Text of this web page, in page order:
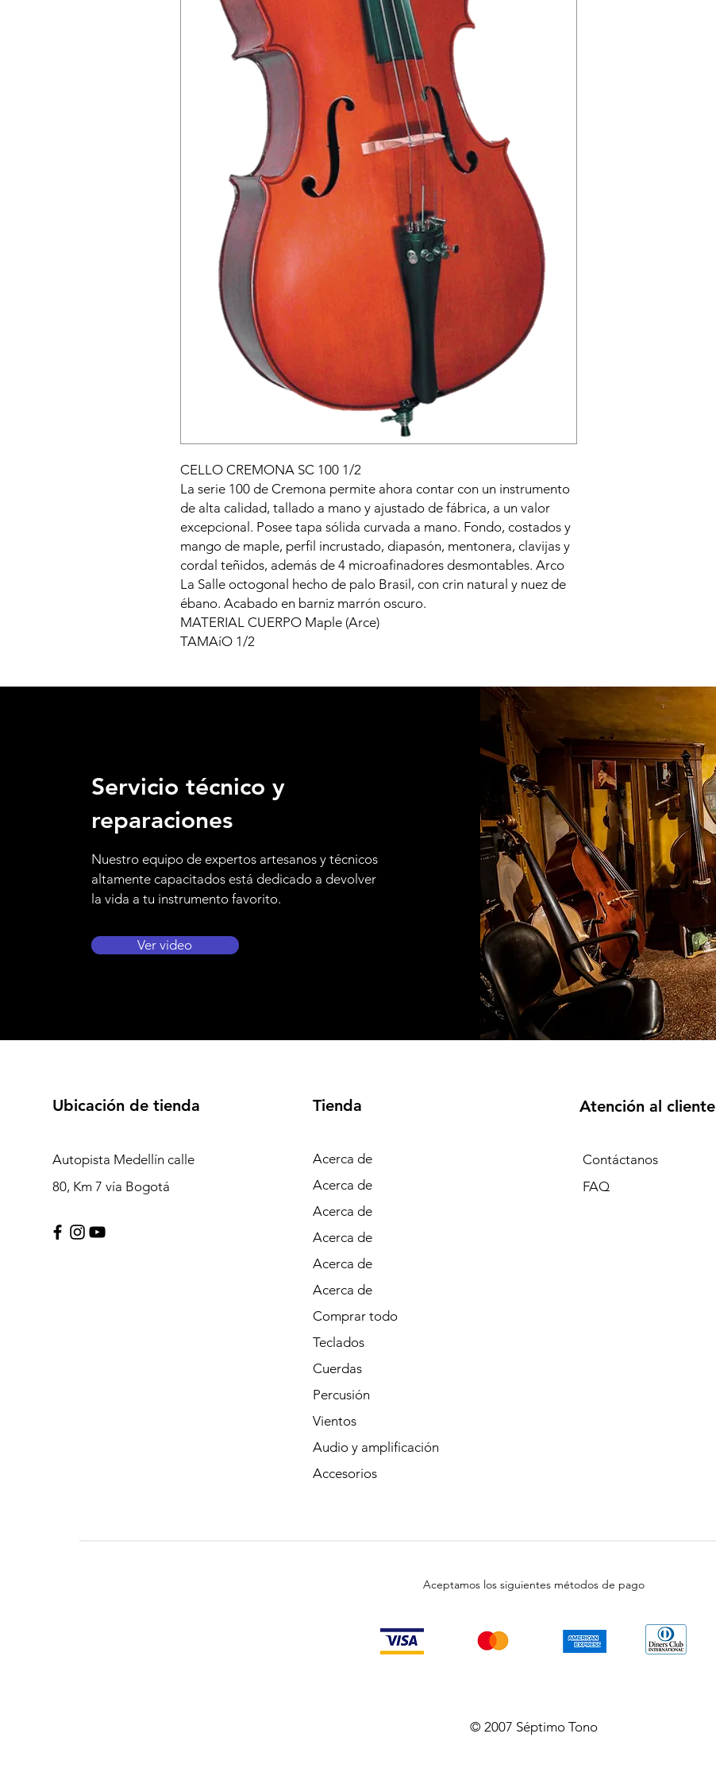
CELLO CREMONA SC 100 1/2
La serie 100 de Cremona permite ahora contar con un instrumento
de alta calidad, tallado a mano y ajustado de fábrica, a un valor
excepcional. Posee tapa sólida curvada a mano. Fondo, costados y
mango de maple, perfil incrustado, diapasón, mentonera, clavijas y
cordal teñidos, además de 4 microafinadores desmontables. Arco
La Salle octogonal hecho de palo Brasil, con crin natural y nuez de
ébano. Acabado en barniz marrón oscuro.
MATERIAL CUERPO Maple (Arce)
TAMAíO 1/2
Servicio técnico y
reparaciones
Nuestro equipo de expertos artesanos y técnicos
altamente capacitados está dedicado a devolver
la vida a tu instrumento favorito.
Ver video
Ubicación de tienda
Autopista Medellín calle
80, Km 7 vía Bogotá
Tienda
Acerca de
Acerca de
Acerca de
Acerca de
Acerca de
Acerca de
Comprar todo
Teclados
Cuerdas
Percusión
Vientos
Audio y amplificación
Accesorios
Atención al cliente
Contáctanos
FAQ
Aceptamos los siguientes métodos de pago
© 2007 Séptimo Tono